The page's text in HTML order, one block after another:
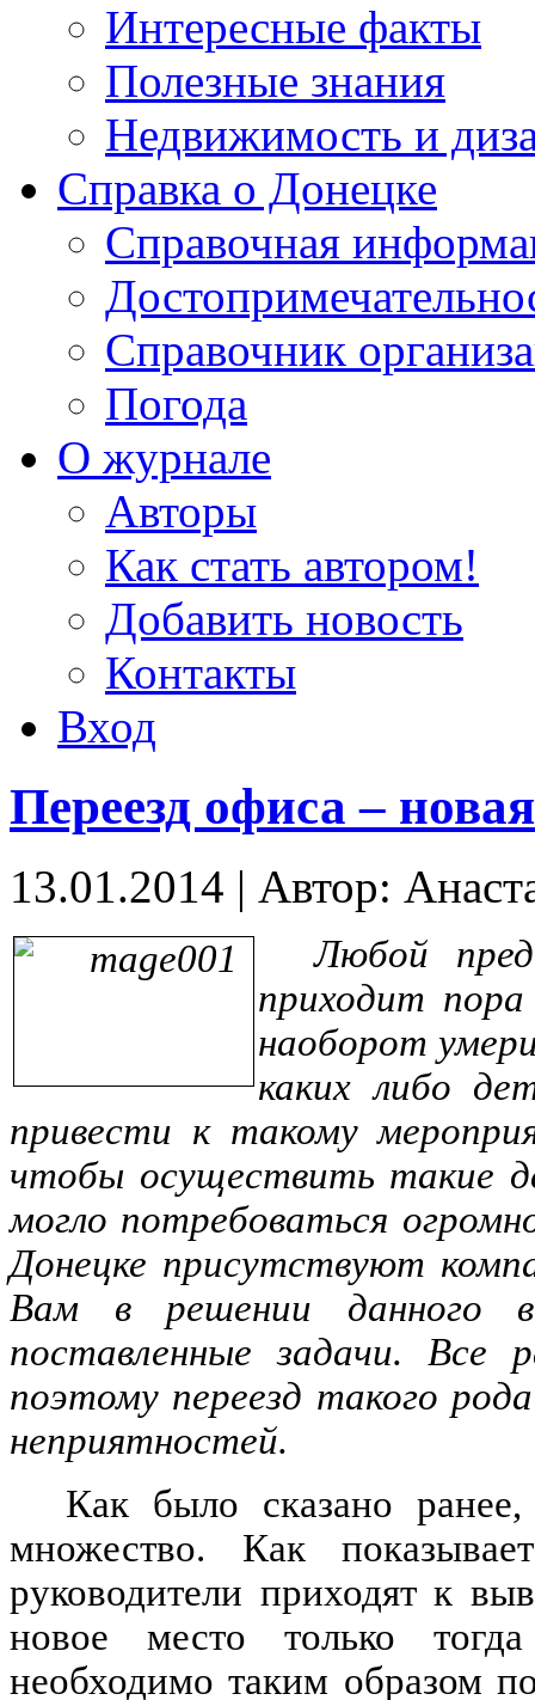
Интересные факты
Полезные знания
Недвижимость и
Справка о Донецке
Справочная
Справочник
Погода
О журнале
Авторы
Как стать автором!
Добавить новость
Контакты
Вход
Переезд офиса –
13.01.2014 | Автор:
Любой
приходит
наоборот
каких либо
привести к такому
чтобы осуществить такие
могло потребоваться
Донецке присутствуют
Вам в решении данного
поставленные задачи. Все
поэтому переезд такого
неприятностей.
Как было сказано
множество. Как
руководители приходят к
новое место только
необходимо таким образом